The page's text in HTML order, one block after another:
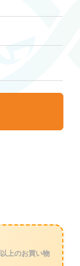
以上のお買い物